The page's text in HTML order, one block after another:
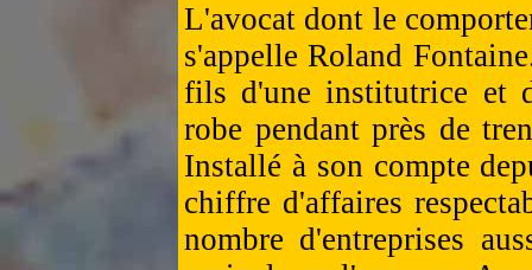
L'avocat dont le
s'appelle Roland
fils d'une institutrice et
robe pendant près de
Installé à son compte
chiffre d'affaires
nombre d'entreprises